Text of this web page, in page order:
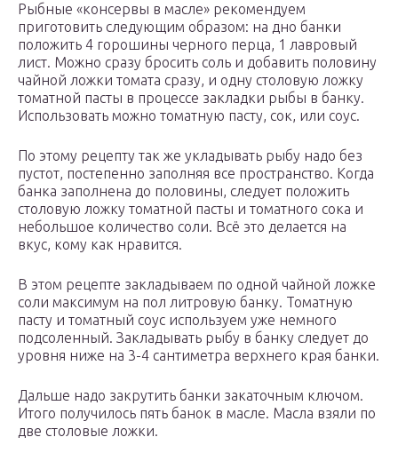
Рыбные «консервы в масле» рекомендуем
приготовить следующим образом: на дно банки
положить 4 горошины черного перца, 1 лавровый
лист. Можно сразу бросить соль и добавить половину
чайной ложки томата сразу, и одну столовую ложку
томатной пасты в процессе закладки рыбы в банку.
Использовать можно томатную пасту, сок, или соус.
По этому рецепту так же укладывать рыбу надо без
пустот, постепенно заполняя все пространство. Когда
банка заполнена до половины, следует положить
столовую ложку томатной пасты и томатного сока и
небольшое количество соли. Всё это делается на
вкус, кому как нравится.
В этом рецепте закладываем по одной чайной ложке
соли максимум на пол литровую банку. Томатную
пасту и томатный соус используем уже немного
подсоленный. Закладывать рыбу в банку следует до
уровня ниже на 3-4 сантиметра верхнего края банки.
Дальше надо закрутить банки закаточным ключом.
Итого получилось пять банок в масле. Масла взяли по
две столовые ложки.